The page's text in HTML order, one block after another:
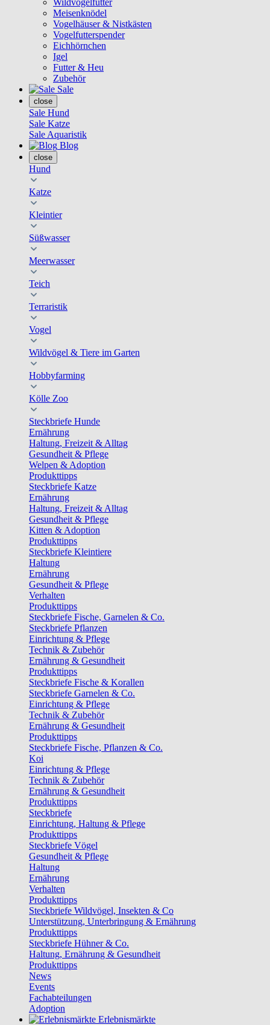
Wildvogelfutter
Meisenknödel
Vogelhäuser & Nistkästen
Vogelfutterspender
Eichhörnchen
Igel
Futter & Heu
Zubehör
Sale
close
Sale Hund
Sale Katze
Sale Aquaristik
Blog
close
Hund
Katze
Kleintier
Süßwasser
Meerwasser
Teich
Terraristik
Vogel
Wildvögel & Tiere im Garten
Hobbyfarming
Kölle Zoo
Steckbriefe Hunde
Ernährung
Haltung, Freizeit & Alltag
Gesundheit & Pflege
Welpen & Adoption
Produkttipps
Steckbriefe Katze
Ernährung
Haltung, Freizeit & Alltag
Gesundheit & Pflege
Kitten & Adoption
Produkttipps
Steckbriefe Kleintiere
Haltung
Ernährung
Gesundheit & Pflege
Verhalten
Produkttipps
Steckbriefe Fische, Garnelen & Co.
Steckbriefe Pflanzen
Einrichtung & Pflege
Technik & Zubehör
Ernährung & Gesundheit
Produkttipps
Steckbriefe Fische & Korallen
Steckbriefe Garnelen & Co.
Einrichtung & Pflege
Technik & Zubehör
Ernährung & Gesundheit
Produkttipps
Steckbriefe Fische, Pflanzen & Co.
Koi
Einrichtung & Pflege
Technik & Zubehör
Ernährung & Gesundheit
Produkttipps
Steckbriefe
Einrichtung, Haltung & Pflege
Produkttipps
Steckbriefe Vögel
Gesundheit & Pflege
Haltung
Ernährung
Verhalten
Produkttipps
Steckbriefe Wildvögel, Insekten & Co
Unterstützung, Unterbringung & Ernährung
Produkttipps
Steckbriefe Hühner & Co.
Haltung, Ernährung & Gesundheit
Produkttipps
News
Events
Fachabteilungen
Adoption
Erlebnismärkte